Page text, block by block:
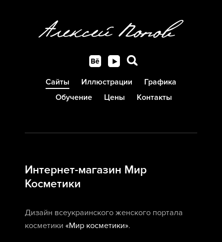
Сайты Иллюстрации
Графика
Обучение
Цены Контакты
Интернет-магазин Мир
Косметики
Дизайн всеукраинского женского портала
косметики «Мир косметики».